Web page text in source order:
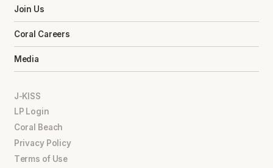
Join Us
Coral Careers
Media
J-KISS
LP Login
Coral Beach
Privacy Policy
Terms of Use